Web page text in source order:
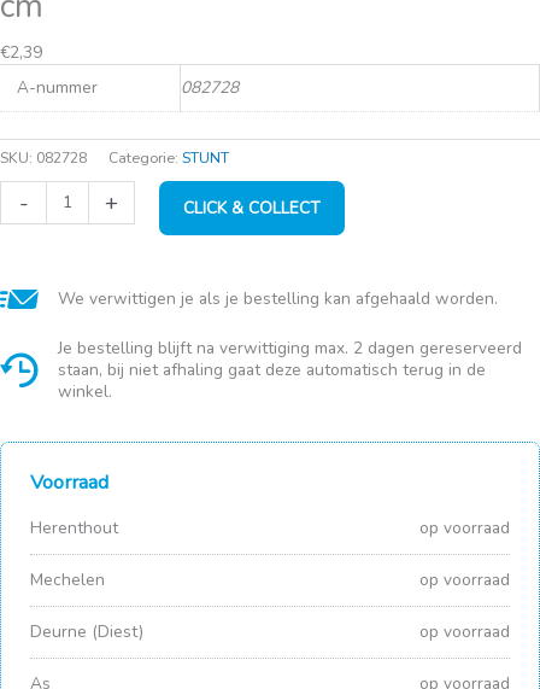
€2,39
A-nummer
082728
SKU: 082728 Categorie: STUNT
-
Cleany
kokerzeem
cm
+ CLICK & COLLECT
We verwittigen je als je bestelling kan afgehaald worden.
Je bestelling blijft na verwittiging max. 2 dagen gereserveerd
staan, bij niet afhaling gaat deze automatisch terug in de
winkel.
Voorraad
Herenthout op voorraad
Mechelen op voorraad
Deurne (Diest) op voorraad
As op voorraad